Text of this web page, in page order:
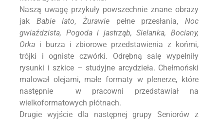
Naszą uwagę przykuły powszechnie znane obrazy
jak Babie lato,Żurawie pełne przesłania,Noc
gwiaździsta, Pogoda i jastrząb, Sielanka, Bociany,
Orka i burza i zbiorowe przedstawienia z końmi,
trójki i ogniste czwórki. Odrębną salę wypełniły
rysunki i szkice – studyjne arcydzieła. Chełmoński
malował olejami, małe formaty w plenerze, które
następnie w pracowni przedstawiał na
wielkoformatowych płótnach.
Drugie wyjście dla następnej grupy Seniorów z